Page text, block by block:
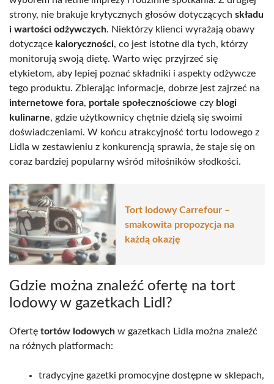
strony, nie brakuje krytycznych głosów dotyczących składu
i wartości odżywczych. Niektórzy klienci wyrażają obawy
dotyczące kaloryczności, co jest istotne dla tych, którzy
monitorują swoją dietę. Warto więc przyjrzeć się
etykietom, aby lepiej poznać składniki i aspekty odżywcze
tego produktu. Zbierając informacje, dobrze jest zajrzeć na
internetowe fora, portale społecznościowe czy blogi
kulinarne, gdzie użytkownicy chętnie dzielą się swoimi
doświadczeniami. W końcu atrakcyjność tortu lodowego z
Lidla w zestawieniu z konkurencją sprawia, że staje się on
coraz bardziej popularny wśród miłośników słodkości.
Tort lodowy Carrefour –
smakowita propozycja na
każdą okazję
Gdzie można znaleźć ofertę na tort
lodowy w gazetkach Lidl?
Ofertę tortów lodowych w gazetkach Lidla można znaleźć
na różnych platformach:
tradycyjne gazetki promocyjne dostępne w sklepach,